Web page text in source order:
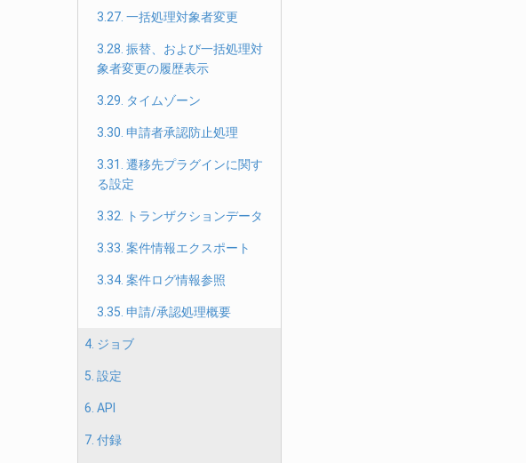
3.27. 一括処理対象者変更
3.28. 振替、および一括処理対
象者変更の履歴表示
3.29. タイムゾーン
3.30. 申請者承認防止処理
3.31. 遷移先プラグインに関す
る設定
3.32. トランザクションデータ
3.33. 案件情報エクスポート
3.34. 案件ログ情報参照
3.35. 申請/承認処理概要
4. ジョブ
5. 設定
6. API
7. 付録